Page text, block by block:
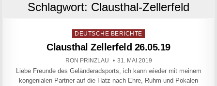
Schlagwort: Clausthal-Zellerfeld
Posted in
DEUTSCHE BERICHTE
Clausthal Zellerfeld 26.05.19
AUTHOR:
RON PRINZLAU PUBLISHED DATE:
31. MAI 2019
Liebe Freunde des Geländeradsports, ich kann wieder mit meinem
kongenialen Partner auf die Hatz nach Ehre, Ruhm und Pokalen